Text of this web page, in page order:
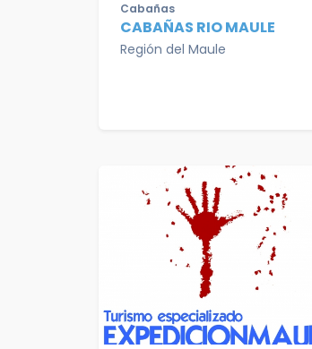
Cabañas
CABAÑAS RIO MAULE
Región del Maule